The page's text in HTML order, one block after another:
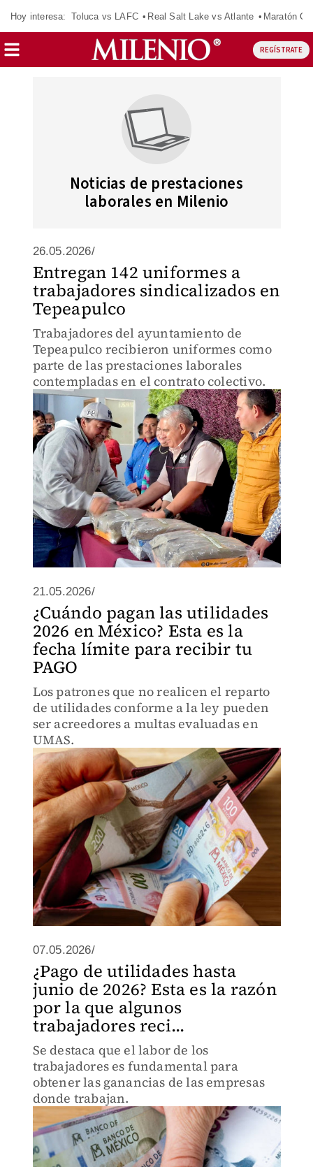
Hoy interesa: Toluca vs LAFC Real Salt Lake vs Atlante Maratón
REGÍSTRATE
Noticias de prestaciones
laborales en Milenio
26.05.2026/
Entregan 142 uniformes a
trabajadores sindicalizados en
Tepeapulco
Trabajadores del ayuntamiento de
Tepeapulco recibieron uniformes como
parte de las prestaciones laborales
contempladas en el contrato colectivo.
21.05.2026/
¿Cuándo pagan las utilidades
2026 en México? Esta es la
fecha límite para recibir tu
PAGO
Los patrones que no realicen el reparto
de utilidades conforme a la ley pueden
ser acreedores a multas evaluadas en
UMAS.
07.05.2026/
¿Pago de utilidades hasta
junio de 2026? Esta es la razón
por la que algunos
trabajadores reci...
Se destaca que el labor de los
trabajadores es fundamental para
obtener las ganancias de las empresas
donde trabajan.